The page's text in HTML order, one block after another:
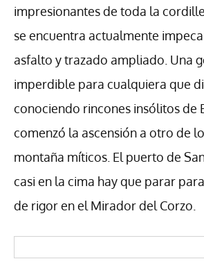
impresionantes de toda la
se encuentra actualmente
asfalto y trazado ampliado. Una
imperdible para cualquiera que
conociendo rincones insólitos de
comenzó la ascensión a otro de
montaña míticos. El puerto de
casi en la cima hay que parar
de rigor en el Mirador del Corzo.